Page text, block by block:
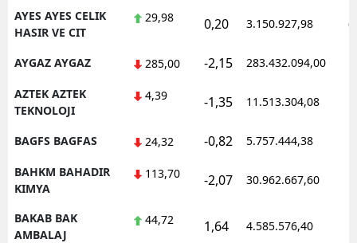
AYES AYES CELIK
HASIR VE CIT
29,98 0,20 3.150.927,98
AYGAZ AYGAZ 285,00 -2,15 283.432.094,00
AZTEK AZTEK
TEKNOLOJI
4,39 -1,35 11.513.304,08
BAGFS BAGFAS 24,32 -0,82 5.757.444,38
BAHKM BAHADIR
KIMYA
113,70 -2,07 30.962.667,60
BAKAB BAK
AMBALAJ
44,72 1,64 4.585.576,40